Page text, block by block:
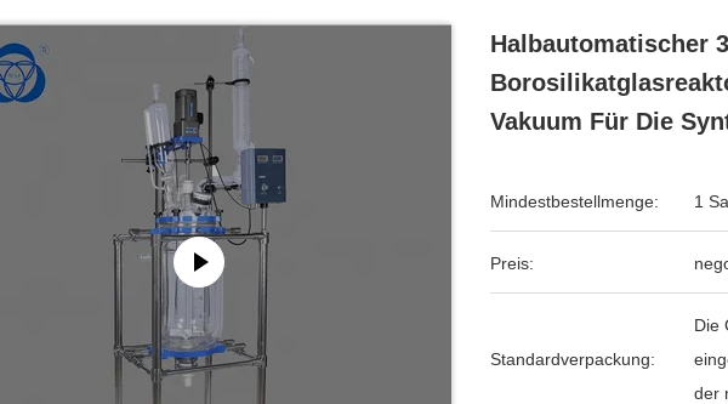
Halbautomatischer
Vakuum Für Die
Mindestbestellmenge: 1
Preis:
Standardverpackung:
Die
der